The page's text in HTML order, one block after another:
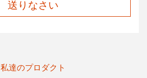
送りなさい
私達のプロダクト